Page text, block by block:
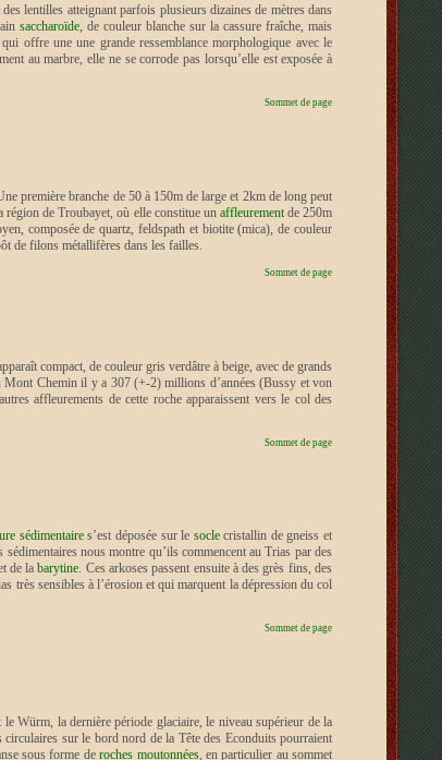
lentilles atteignant parfois plusieurs dizaines de mètres dans
saccharoïde , de couleur blanche sur la cassure fraîche, mais
offre une une grande ressemblance morphologique avec le
au marbre, elle ne se corrode pas lorsqu’elle est exposée à
Sommet de page
première branche de 50 à 150m de large et 2km de long peut
région de Troubayet, où elle constitue un affleurementde 250m
composée de quartz, feldspath et biotite (mica), de couleur
de filons métallifères dans les failles.
Sommet de page
compact, de couleur gris verdâtre à beige, avec de grands
Mont Chemin il y a 307 (+-2) millions d’années (Bussy et von
affleurements de cette roche apparaissent vers le col des
Sommet de page
sédimentaires’est déposée sur le soclecristallin de gneiss et
nous montre qu’ils commencent au Trias par des
de labarytine. Ces arkoses passent ensuite à des grès fins, des
très sensibles à l’érosion et qui marquent la dépression du col
Sommet de page
Würm, la dernière période glaciaire, le niveau supérieur de la
sur le bord nord de la Tête des Econduits pourraient
sous forme deroches moutonnées, en particulier au sommet